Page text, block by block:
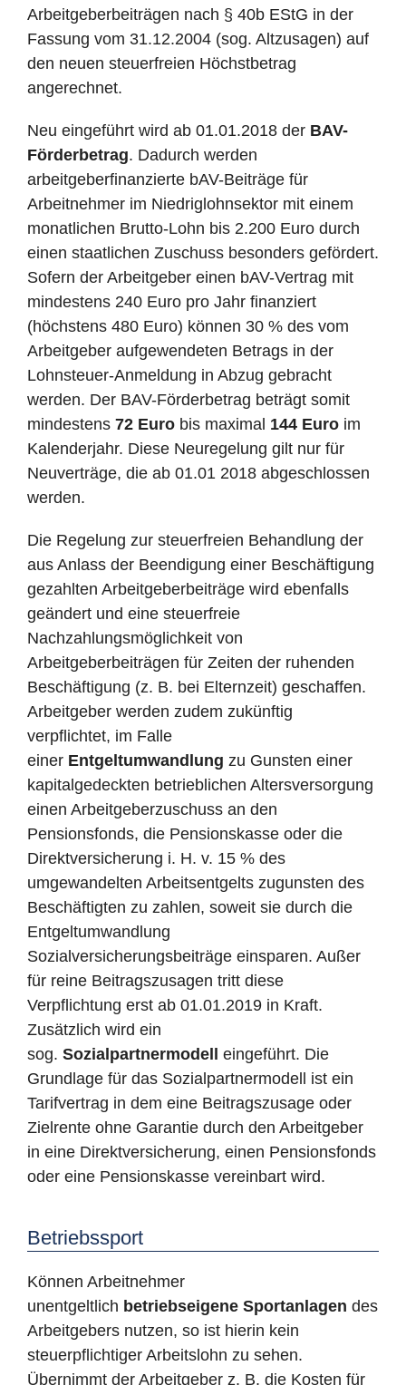
Arbeitgeberbeiträgen nach § 40b EStG in der
Fassung vom 31.12.2004 (sog. Altzusagen) auf
den neuen steuerfreien Höchstbetrag
angerechnet.
Neu eingeführt wird ab 01.01.2018 der BAV-
Förderbetrag. Dadurch werden
arbeitgeberfinanzierte bAV-Beiträge für
Arbeitnehmer im Niedriglohnsektor mit einem
monatlichen Brutto-Lohn bis 2.200 Euro durch
einen staatlichen Zuschuss besonders gefördert.
Sofern der Arbeitgeber einen bAV-Vertrag mit
mindestens 240 Euro pro Jahr finanziert
(höchstens 480 Euro) können 30 % des vom
Arbeitgeber aufgewendeten Betrags in der
Lohnsteuer-Anmeldung in Abzug gebracht
werden. Der BAV-Förderbetrag beträgt somit
mindestens 72 Euro bis maximal 144 Euro im
Kalenderjahr. Diese Neuregelung gilt nur für
Neuverträge, die ab 01.01 2018 abgeschlossen
werden.
Die Regelung zur steuerfreien Behandlung der
aus Anlass der Beendigung einer Beschäftigung
gezahlten Arbeitgeberbeiträge wird ebenfalls
geändert und eine steuerfreie
Nachzahlungsmöglichkeit von
Arbeitgeberbeiträgen für Zeiten der ruhenden
Beschäftigung (z. B. bei Elternzeit) geschaffen.
Arbeitgeber werden zudem zukünftig
verpflichtet, im Falle
einer Entgeltumwandlung zu Gunsten einer
kapitalgedeckten betrieblichen Altersversorgung
einen Arbeitgeberzuschuss an den
Pensionsfonds, die Pensionskasse oder die
Direktversicherung i. H. v. 15 % des
umgewandelten Arbeitsentgelts zugunsten des
Beschäftigten zu zahlen, soweit sie durch die
Entgeltumwandlung
Sozialversicherungsbeiträge einsparen. Außer
für reine Beitragszusagen tritt diese
Verpflichtung erst ab 01.01.2019 in Kraft.
Zusätzlich wird ein
sog. Sozialpartnermodell
eingeführt. Die
Grundlage für das Sozialpartnermodell ist ein
Tarifvertrag in dem eine Beitragszusage oder
Zielrente ohne Garantie durch den Arbeitgeber
in eine Direktversicherung, einen Pensionsfonds
oder eine Pensionskasse vereinbart wird.
Betriebssport
Können Arbeitnehmer
unentgeltlich betriebseigene Sportanlagen des
Arbeitgebers nutzen, so ist hierin kein
steuerpflichtiger Arbeitslohn zu sehen.
Übernimmt der Arbeitgeber z. B. die Kosten für